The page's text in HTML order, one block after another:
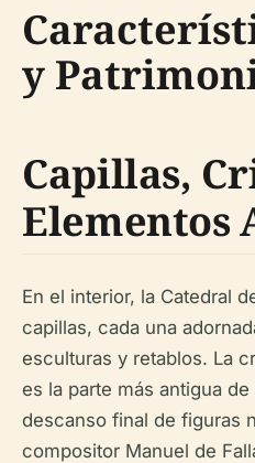
y
Capillas,
Elementos
En el interior, la Catedral
capillas, cada una
esculturas y retablos. La
es la parte más antigua
descanso final de figuras
compositor Manuel de